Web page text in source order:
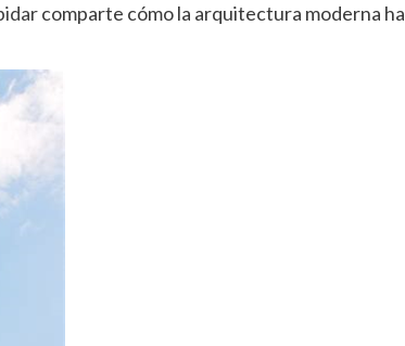
comparte cómo la arquitectura moderna ha